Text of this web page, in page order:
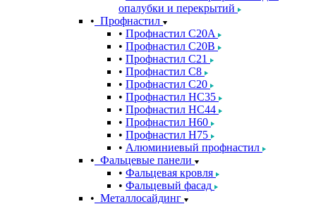
опалубки и перекрытий
Профнастил
Профнастил С20A
Профнастил С20B
Профнастил С21
Профнастил С8
Профнастил С20
Профнастил НС35
Профнастил НС44
Профнастил Н60
Профнастил Н75
Алюминиевый профнастил
Фальцевые панели
Фальцевая кровля
Фальцевый фасад
Металлосайдинг